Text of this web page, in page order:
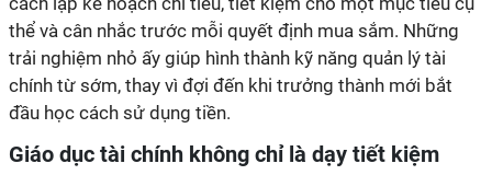
thể và cân nhắc trước mỗi quyết định mua sắm. Những
trải nghiệm nhỏ ấy giúp hình thành kỹ năng quản lý tài
chính từ sớm, thay vì đợi đến khi trưởng thành mới bắt
đầu học cách sử dụng tiền.
Giáo dục tài chính không chỉ là dạy tiết kiệm